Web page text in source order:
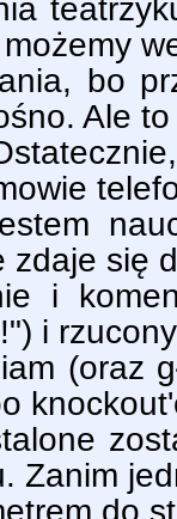
bo
Ale
zdaje się
i
i
(oraz
Zanim